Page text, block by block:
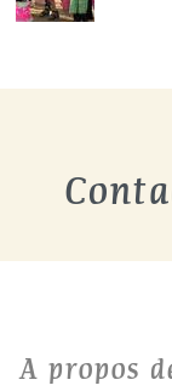
A propos